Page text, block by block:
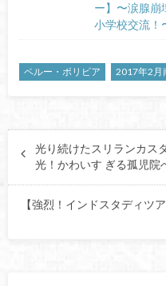
ー】〜涙腺崩
小学校交流！
ペルー・ボリビア 2017年2月
光り続けたスリランカス
光！かわいす ぎる孤児院
【強烈！インドスタディツ